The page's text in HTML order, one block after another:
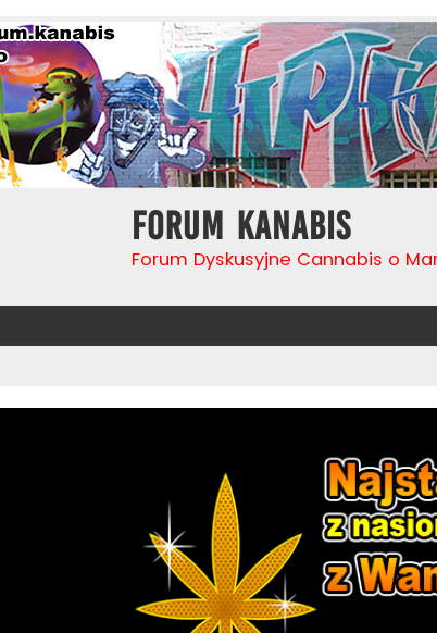
Forum Kanabis
Forum Dyskusyjne Cannabis o